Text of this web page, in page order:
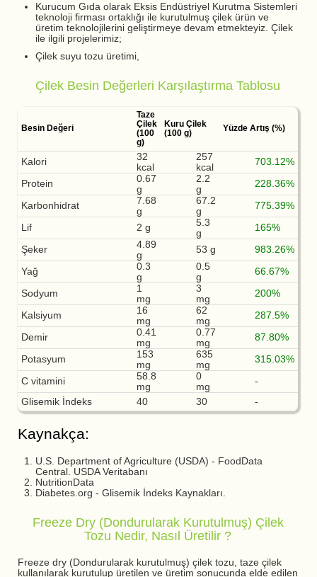
Kurucum Gıda olarak Eksis Endüstriyel Kurutma Sistemleri
teknoloji firması ortaklığı ile kurutulmuş çilek ürün ve
üretim teknolojilerini geliştirmeye devam etmekteyiz. Çilek
ile ilgili projelerimiz;
Çilek suyu tozu üretimi,
Çilek Besin Değerleri Karşılaştırma Tablosu
Besin Değeri
Taze
Çilek
(100
g)
Kuru Çilek
(100 g)
Yüzde Artış (%)
Kalori
32
kcal
257
kcal
703.12%
Protein
0.67
g
2.2
g
228.36%
Karbonhidrat
7.68
g
67.2
g
775.39%
Lif
2 g
5.3
g
165%
Şeker
4.89
g
53 g
983.26%
Yağ
0.3
g
0.5
g
66.67%
Sodyum
1
mg
3
mg
200%
Kalsiyum
16
mg
62
mg
287.5%
Demir
0.41
mg
0.77
mg
87.80%
Potasyum
153
mg
635
mg
315.03%
C vitamini
58.8
mg
0
mg
-
Glisemik İndeks
40 30 -
Kaynakça:
U.S. Department of Agriculture (USDA) - FoodData
Central. USDA Veritabanı
NutritionData
Diabetes.org - Glisemik İndeks Kaynakları.
Freeze Dry (Dondurularak Kurutulmuş) Çilek
Tozu Nedir, Nasıl Üretilir ?
Freeze dry (Dondurularak kurutulmuş) çilek tozu, taze çilek
kullanılarak kurutulup üretilen ve üretim sonucunda elde edilen